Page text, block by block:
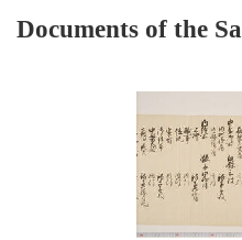
Documents of the